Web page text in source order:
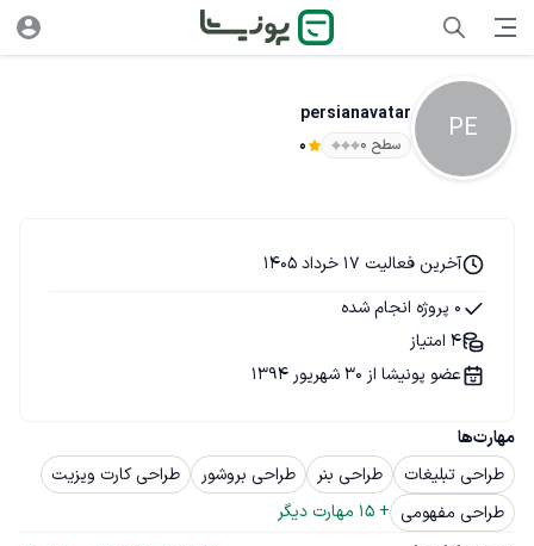
PE
persianavatar
سطح ۰ 0
مهارت‌ها
طراحی تبلیغات
طراحی بنر طراحی بروشور
طراحی کارت ویزیت
طراحی مفهومی +
15 مهارت دیگر
آخرین فعالیت 17 خرداد 1405
0 پروژه انجام شده
4 امتیاز
عضو پونیشا از 30 شهریور 1394